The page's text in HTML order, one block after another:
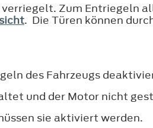
Zum Entriegeln
. Die Türen können
des Fahrzeugs
und der Motor nicht
sie aktiviert werden.